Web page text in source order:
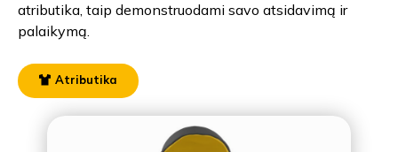
atributika, taip demonstruodami savo atsidavimą ir
palaikymą.
Atributika